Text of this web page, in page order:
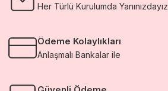
Her Türlü Kurulumda Yanınızdayız
Ödeme Kolaylıkları
Anlaşmalı Bankalar ile